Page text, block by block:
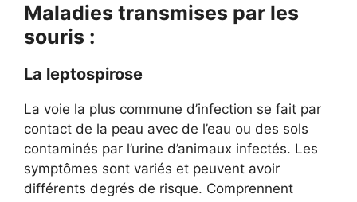
Maladies transmises par les
souris :
La leptospirose
La voie la plus commune d’infection se fait par
contact de la peau avec de l’eau ou des sols
contaminés par l’urine d’animaux infectés. Les
symptômes sont variés et peuvent avoir
différents degrés de risque. Comprennent